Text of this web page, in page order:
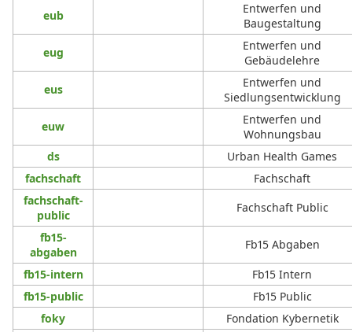
eub
Entwerfen und
Baugestaltung
eug
Entwerfen und
Gebäudelehre
eus
Entwerfen und
Siedlungsentwicklung
euw
Entwerfen und
Wohnungsbau
ds
Urban Health Games
fachschaft
Fachschaft
fachschaft-
public
Fachschaft Public
fb15-
abgaben
Fb15 Abgaben
fb15-intern
Fb15 Intern
fb15-public
Fb15 Public
foky
Fondation Kybernetik